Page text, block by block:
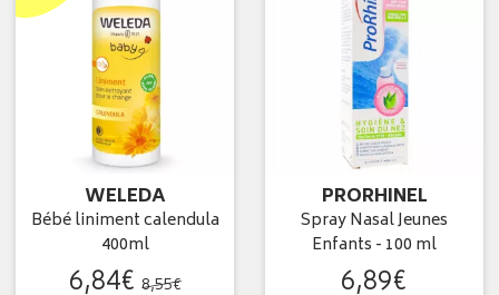
WELEDA
Bébé liniment calendula
400ml
6,84€ 8,55€
PRORHINEL
Spray Nasal Jeunes
Enfants - 100 ml
6,89€